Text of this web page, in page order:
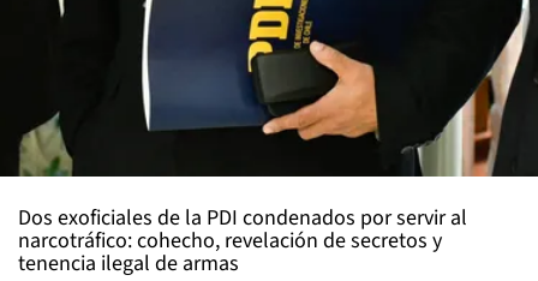
Dos exoficiales de la PDI condenados por servir al
narcotráfico: cohecho, revelación de secretos y
tenencia ilegal de armas